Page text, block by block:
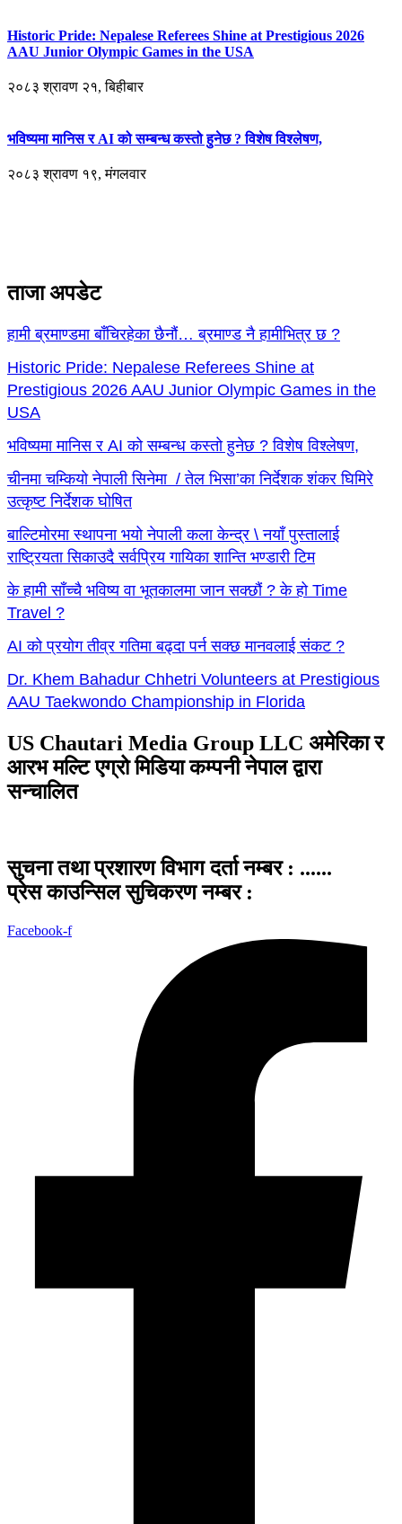
Historic Pride: Nepalese Referees Shine at Prestigious 2026
AAU Junior Olympic Games in the USA
२०८३ श्रावण २१, बिहीबार
भविष्यमा मानिस र AI को सम्बन्ध कस्तो हुनेछ ? विशेष विश्लेषण,
२०८३ श्रावण १९, मंगलवार
ताजा अपडेट
हामी ब्रमाण्डमा बाँचिरहेका छैनौं… ब्रमाण्ड नै हामीभित्र छ ?
Historic Pride: Nepalese Referees Shine at
Prestigious 2026 AAU Junior Olympic Games in the
USA
भविष्यमा मानिस र AI को सम्बन्ध कस्तो हुनेछ ? विशेष विश्लेषण,
चीनमा चम्कियो नेपाली सिनेमा / तेल भिसा’का निर्देशक शंकर घिमिरे
उत्कृष्ट निर्देशक घोषित
बाल्टिमोरमा स्थापना भयो नेपाली कला केन्द्र \ नयाँ पुस्तालाई
राष्ट्रियता सिकाउदै सर्वप्रिय गायिका शान्ति भण्डारी टिम
के हामी साँच्चै भविष्य वा भूतकालमा जान सक्छौं ? के हो Time
Travel ?
AI को प्रयोग तीव्र गतिमा बढ्दा पर्न सक्छ मानवलाई संकट ?
Dr. Khem Bahadur Chhetri Volunteers at Prestigious
AAU Taekwondo Championship in Florida
US Chautari Media Group LLC अमेरिका र
आरभ मल्टि एग्रो मिडिया कम्पनी नेपाल द्वारा
सन्चालित
सुचना तथा प्रशारण विभाग दर्ता नम्बर : ......
प्रेस काउन्सिल सुचिकरण नम्बर :
Facebook-f